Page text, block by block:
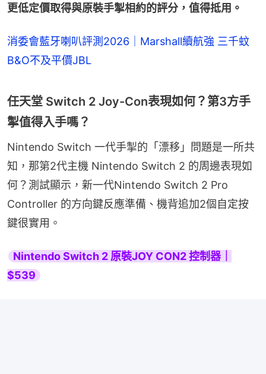
更低定價取得與原裝手掣相約的評分，值得抵用。
消委會藍牙喇叭評測2026｜Marshall續航強 三千蚊
B&O不及平價JBL
任天堂 Switch 2 Joy-Con表現如何？第3方手
掣值得入手嗎？
Nintendo Switch 一代手掣的「漂移」問題是一所共
知，那第2代主機 Nintendo Switch 2 的周邊表現如
何？測試顯示，新一代Nintendo Switch 2 Pro
Controller 的方向鍵反應準備、機背追加2個自定按
鍵很實用。
Nintendo Switch 2 原裝JOY CON2 控制器｜
$539